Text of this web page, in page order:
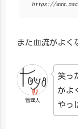
https://
また血流がよく
管理人
笑っ
がよ
やっ